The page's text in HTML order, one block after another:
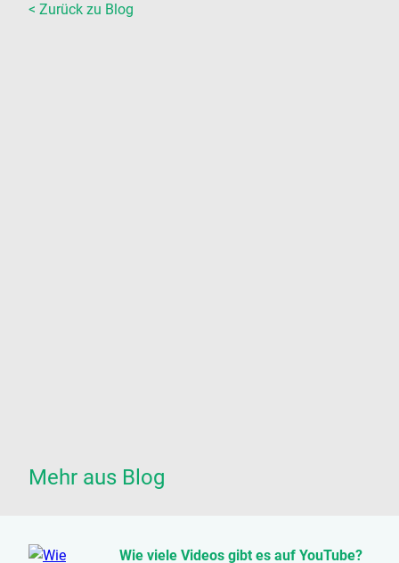
< Zurück zu Blog
Mehr aus Blog
Wie viele Videos gibt es auf YouTube?